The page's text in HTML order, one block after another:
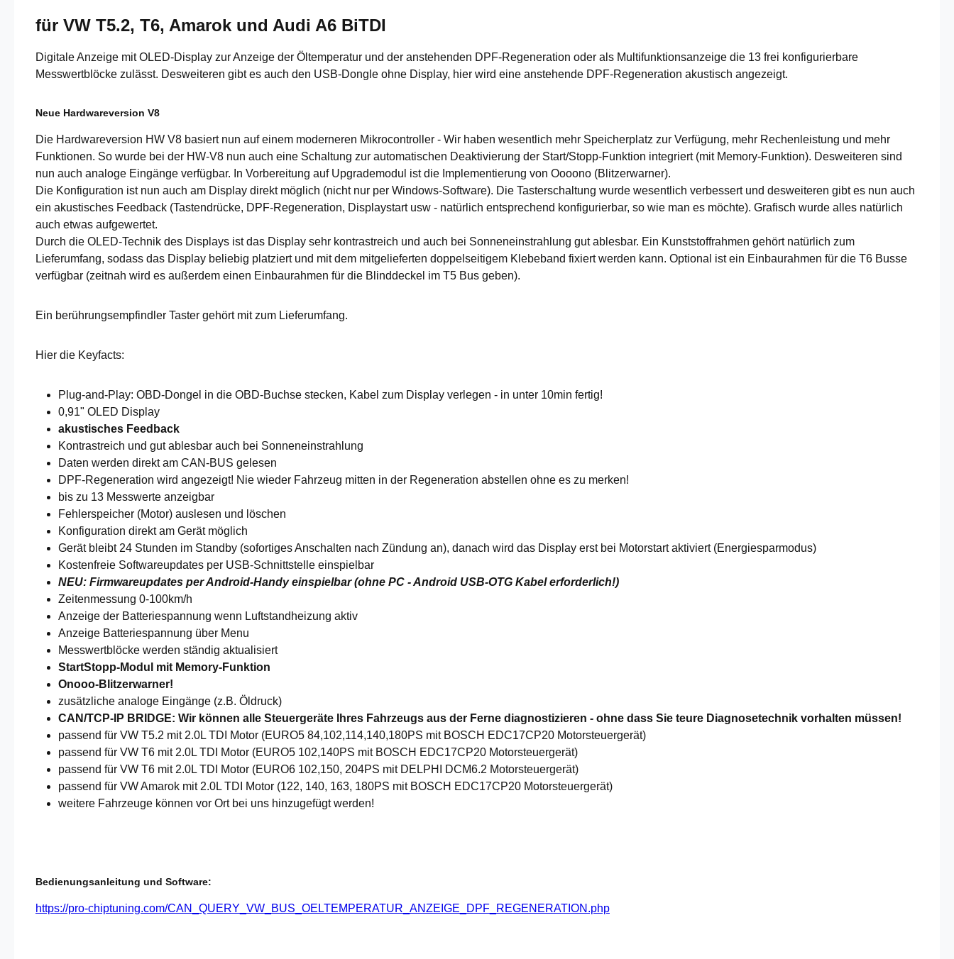
für VW T5.2, T6, Amarok und Audi A6 BiTDI
Digitale Anzeige mit OLED-Display zur Anzeige der Öltemperatur und der anstehenden DPF-Regeneration oder als Multifunktionsanzeige die 13 frei konfigurierbare
Messwertblöcke zulässt. Desweiteren gibt es auch den USB-Dongle ohne Display, hier wird eine anstehende DPF-Regeneration akustisch angezeigt.
Neue Hardwareversion V8
Die Hardwareversion HW V8 basiert nun auf einem moderneren Mikrocontroller - Wir haben wesentlich mehr Speicherplatz zur Verfügung, mehr Rechenleistung und mehr
Funktionen. So wurde bei der HW-V8 nun auch eine Schaltung zur automatischen Deaktivierung der Start/Stopp-Funktion integriert (mit Memory-Funktion). Desweiteren sind
nun auch analoge Eingänge verfügbar. In Vorbereitung auf Upgrademodul ist die Implementierung von Oooono (Blitzerwarner).
Die Konfiguration ist nun auch am Display direkt möglich (nicht nur per Windows-Software). Die Tasterschaltung wurde wesentlich verbessert und desweiteren gibt es nun auch
ein akustisches Feedback (Tastendrücke, DPF-Regeneration, Displaystart usw - natürlich entsprechend konfigurierbar, so wie man es möchte). Grafisch wurde alles natürlich
auch etwas aufgewertet.
Durch die OLED-Technik des Displays ist das Display sehr kontrastreich und auch bei Sonneneinstrahlung gut ablesbar. Ein Kunststoffrahmen gehört natürlich zum
Lieferumfang, sodass das Display beliebig platziert und mit dem mitgelieferten doppelseitigem Klebeband fixiert werden kann. Optional ist ein Einbaurahmen für die T6 Busse
verfügbar (zeitnah wird es außerdem einen Einbaurahmen für die Blinddeckel im T5 Bus geben).
Ein berührungsempfindler Taster gehört mit zum Lieferumfang.
Hier die Keyfacts:
Plug-and-Play: OBD-Dongel in die OBD-Buchse stecken, Kabel zum Display verlegen - in unter 10min fertig!
0,91" OLED Display
akustisches Feedback
Kontrastreich und gut ablesbar auch bei Sonneneinstrahlung
Daten werden direkt am CAN-BUS gelesen
DPF-Regeneration wird angezeigt! Nie wieder Fahrzeug mitten in der Regeneration abstellen ohne es zu merken!
bis zu 13 Messwerte anzeigbar
Fehlerspeicher (Motor) auslesen und löschen
Konfiguration direkt am Gerät möglich
Gerät bleibt 24 Stunden im Standby (sofortiges Anschalten nach Zündung an), danach wird das Display erst bei Motorstart aktiviert (Energiesparmodus)
Kostenfreie Softwareupdates per USB-Schnittstelle einspielbar
NEU: Firmwareupdates per Android-Handy einspielbar (ohne PC - Android USB-OTG Kabel erforderlich!)
Zeitenmessung 0-100km/h
Anzeige der Batteriespannung wenn Luftstandheizung aktiv
Anzeige Batteriespannung über Menu
Messwertblöcke werden ständig aktualisiert
StartStopp-Modul mit Memory-Funktion
Onooo-Blitzerwarner!
zusätzliche analoge Eingänge (z.B. Öldruck)
CAN/TCP-IP BRIDGE: Wir können alle Steuergeräte Ihres Fahrzeugs aus der Ferne diagnostizieren - ohne dass Sie teure Diagnosetechnik vorhalten müssen!
passend für VW T5.2 mit 2.0L TDI Motor (EURO5 84,102,114,140,180PS mit BOSCH EDC17CP20 Motorsteuergerät)
passend für VW T6 mit 2.0L TDI Motor (EURO5 102,140PS mit BOSCH EDC17CP20 Motorsteuergerät)
passend für VW T6 mit 2.0L TDI Motor (EURO6 102,150, 204PS mit DELPHI DCM6.2 Motorsteuergerät)
passend für VW Amarok mit 2.0L TDI Motor (122, 140, 163, 180PS mit BOSCH EDC17CP20 Motorsteuergerät)
weitere Fahrzeuge können vor Ort bei uns hinzugefügt werden!
Bedienungsanleitung und Software:
https://pro-chiptuning.com/CAN_QUERY_VW_BUS_OELTEMPERATUR_ANZEIGE_DPF_REGENERATION.php